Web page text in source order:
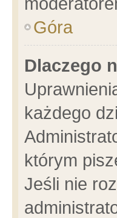
Góra
Dlaczego
każdego
którym
Jeśli nie